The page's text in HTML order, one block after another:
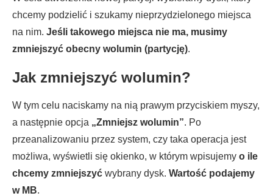
chcemy podzielić i szukamy nieprzydzielonego miejsca
na nim. Jeśli takowego miejsca nie ma, musimy
zmniejszyć obecny wolumin (partycję).
Jak zmniejszyć wolumin?
W tym celu naciskamy na nią prawym przyciskiem myszy,
a następnie opcja „Zmniejsz wolumin”. Po
przeanalizowaniu przez system, czy taka operacja jest
możliwa, wyświetli się okienko, w którym wpisujemy o ile
chcemy zmniejszyć wybrany dysk. Wartość podajemy
w MB.